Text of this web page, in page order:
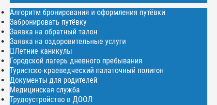
Алгоритм бронирования и оформления путёвки
Забронировать путёвку
Заявка на обратный талон
Заявка на оздоровительные услуги
Летние каникулы
Городской лагерь дневного пребывания
Туристско-краеведческий палаточный полигон
Документы для родителей
Медицинская служба
Трудоустройство в ДООЛ